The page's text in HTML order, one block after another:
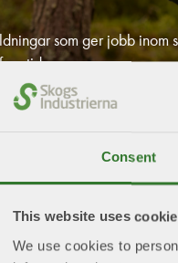
Consent
This website uses
We use cookies to
som ger jobb inom